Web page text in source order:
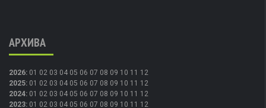
АРХИВА
2026: 01 02 03 04 05 06 07 08 09 10 11 12
2025: 01 02 03 04 05 06 07 08 09 10 11 12
2024: 01 02 03 04 05 06 07 08 09 10 11 12
2023: 01 02 03 04 05 06 07 08 09 10 11 12